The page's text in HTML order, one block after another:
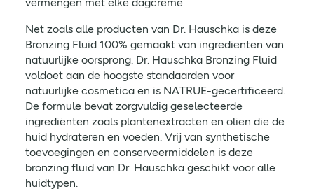
Net zoals alle producten van Dr. Hauschka is deze
Bronzing Fluid 100% gemaakt van ingrediënten van
natuurlijke oorsprong. Dr. Hauschka Bronzing Fluid
voldoet aan de hoogste standaarden voor
natuurlijke cosmetica en is NATRUE-gecertificeerd.
De formule bevat zorgvuldig geselecteerde
ingrediënten zoals plantenextracten en oliën die de
huid hydrateren en voeden. Vrij van synthetische
toevoegingen en conserveermiddelen is deze
bronzing fluid van Dr. Hauschka geschikt voor alle
huidtypen.